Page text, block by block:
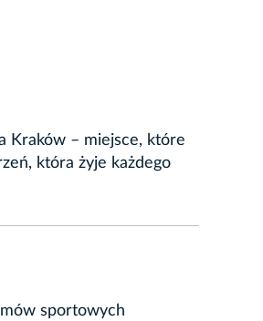
Kraków – miejsce, które
która żyje każdego
sportowych